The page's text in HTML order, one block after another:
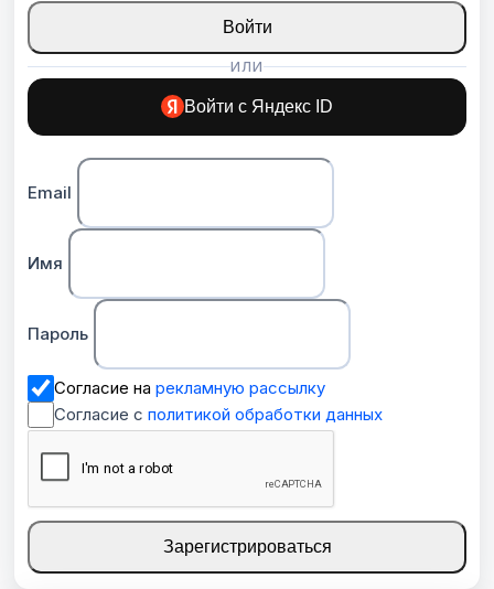
Войти
ИЛИ
Войти с Яндекс ID
Email
Имя
Пароль
Согласие на рекламную рассылку
Согласие с политикой обработки данных
Зарегистрироваться